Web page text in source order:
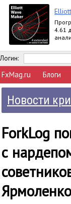
4.61
Логин:
FxMag.ru Блоги
Новости
ForkLog
с